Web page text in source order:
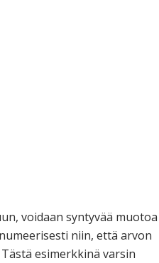
voidaan syntyvää muotoa
niin, että arvon
esimerkkinä varsin